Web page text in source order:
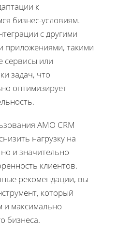
к
бизнес-условиям.
с другими
приложениями, такими
сервисы или
задач, что
оптимизирует
AMO CRM
нагрузку на
и значительно
клиентов.
рекомендации, вы
который
и максимально
бизнеса.